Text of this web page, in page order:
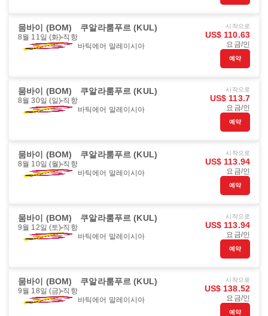
뭄바이 (BOM) 쿠알라룸푸르 (KUL)
8월 11일 (화) 직항
바틱에어 말레이시아
시작으로
US$ 110.63
요금/인
예약
뭄바이 (BOM) 쿠알라룸푸르 (KUL)
8월 30일 (일) 직항
바틱에어 말레이시아
시작으로
US$ 113.7
요금/인
예약
뭄바이 (BOM) 쿠알라룸푸르 (KUL)
8월 10일 (월) 직항
바틱에어 말레이시아
시작으로
US$ 113.94
요금/인
예약
뭄바이 (BOM) 쿠알라룸푸르 (KUL)
9월 12일 (토) 직항
바틱에어 말레이시아
시작으로
US$ 113.94
요금/인
예약
뭄바이 (BOM) 쿠알라룸푸르 (KUL)
9월 18일 (금) 직항
바틱에어 말레이시아
시작으로
US$ 138.52
요금/인
예약